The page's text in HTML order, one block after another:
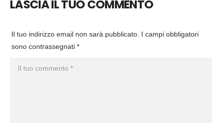
LASCIA IL TUO COMMENTO
Il tuo indirizzo email non sarà pubblicato. I campi obbligatori
sono contrassegnati *